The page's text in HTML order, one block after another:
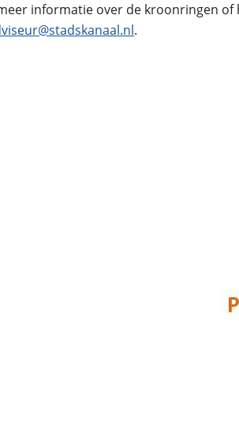
informatie over de kroonringen of
.